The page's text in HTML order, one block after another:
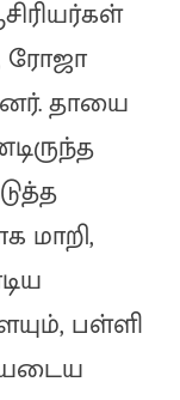
ரோஜா
தாயை
மாறி,
பள்ளி